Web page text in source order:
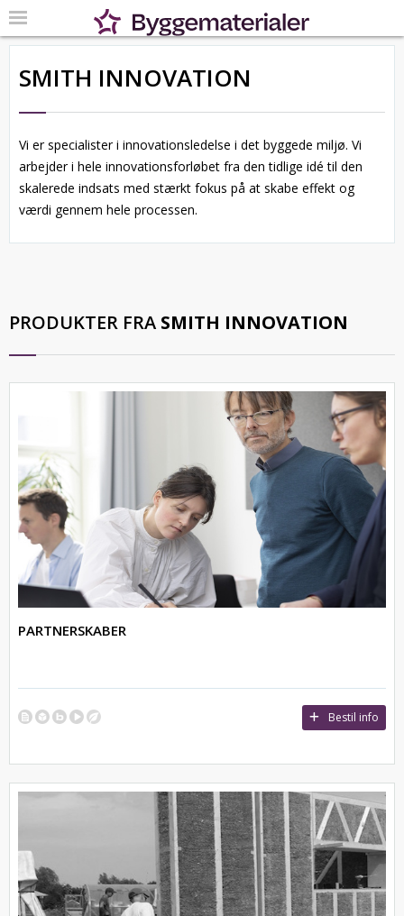
SMITH INNOVATION
Vi er specialister i innovationsledelse i det byggede miljø. Vi
arbejder i hele innovationsforløbet fra den tidlige idé til den
skalerede indsats med stærkt fokus på at skabe effekt og
værdi gennem hele processen.
PRODUKTER FRA SMITH INNOVATION
PARTNERSKABER
Bestil info